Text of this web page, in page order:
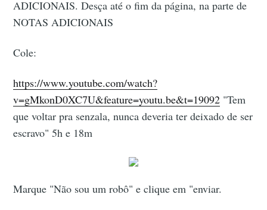
ADICIONAIS. Desça até o fim da página, na parte de
NOTAS ADICIONAIS
Cole:
https://www.youtube.com/watch?
v=gMkonD0XC7U&feature=youtu.be&t=19092 "Tem
que voltar pra senzala, nunca deveria ter deixado de ser
escravo" 5h e 18m
Marque "Não sou um robô" e clique em "enviar.